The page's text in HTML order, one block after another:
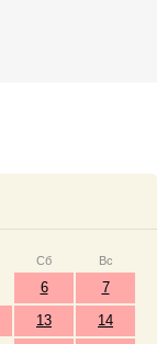
Сб Вс
6
7
13
14